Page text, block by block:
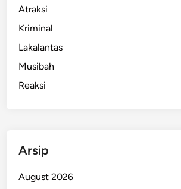
Atraksi
Kriminal
Lakalantas
Musibah
Reaksi
Arsip
August 2026